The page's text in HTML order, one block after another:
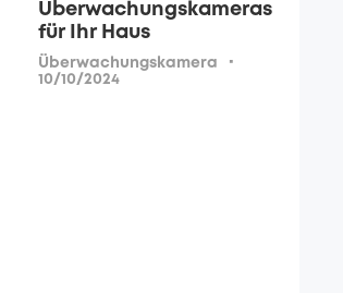
Überwachungskameras
für Ihr Haus
Überwachungskamera ·
10/10/2024